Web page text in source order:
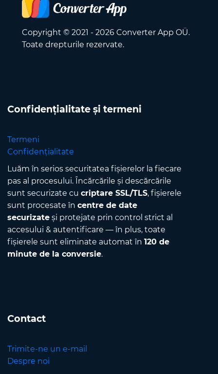
Copyright © 2021 - 2026 Converter App OÜ.
Toate drepturile rezervate.
Confidențialitate și termeni
Termeni
Confidențialitate
Luăm în serios securitatea fișierelor la fiecare
pas al procesului. Încărcările și descărcările
sunt securizate cu criptare SSL/TLS, fișierele
sunt procesate în centre de date
securizate și protejate prin control strict al
accesului & autentificare — în plus, toate
fișierele sunt eliminate automat în 120 de
minute de la conversie.
Contact
Trimite-ne un e-mail
Despre noi